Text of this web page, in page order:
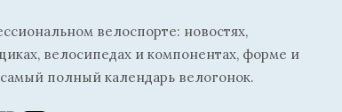
велоспорте: новостях,
велосипедах и компонентах, форме и
полный календарь велогонок.